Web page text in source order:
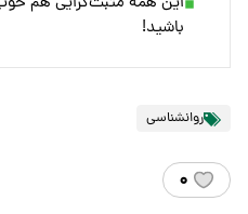
باشید!
روانشناسی
۰